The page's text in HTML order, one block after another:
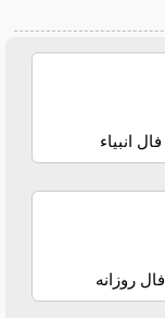
فال انبیاء
فال روزانه